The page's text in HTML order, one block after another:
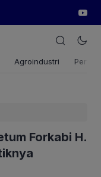
Agroindustri
Forkabi H.